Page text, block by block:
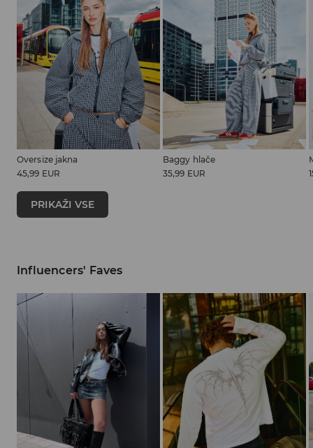
Oversize jakna
45,99 EUR
Baggy hlače
35,99 EUR
PRIKAŽI VSE
Influencers' Faves